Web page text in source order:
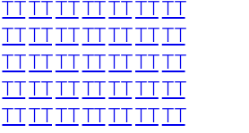
TTTTTTTTTTTTTT
TTTTTTTTTTTTTT
TTTTTTTTTTTTTT
TTTTTTTTTTTTTT
TTTTTTTTTTTTTT